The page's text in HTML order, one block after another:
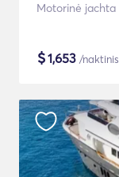
Motorinė jachta
$1,653 /naktinis